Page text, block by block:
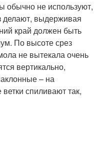
обычно не используют,
делают, выдерживая
край должен быть
По высоте срез
не вытекала очень
вертикально,
– на
спиливают так,